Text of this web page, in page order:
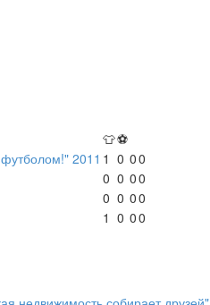
👕⚽
2011 1 0 00
0 0 00
0 0 00
1 0 00